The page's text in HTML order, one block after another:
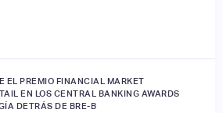
EL PREMIO FINANCIAL MARKET
EN LOS CENTRAL BANKING AWARDS
DETRÁS DE BRE-B